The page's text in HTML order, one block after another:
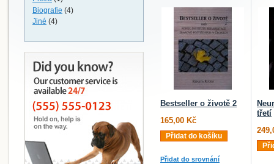
Biografie (4)
Jiné (4)
Bestseller o životě 2
165,00 Kč
Přidat do košíku
Přidat do srovnání
třetí